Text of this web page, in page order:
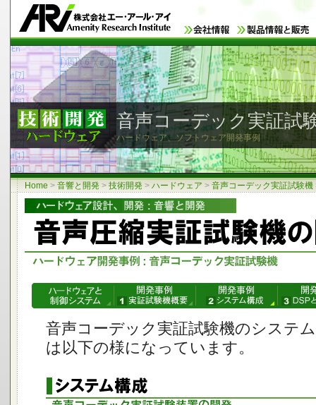
音声コーデック実証試
ハードウェア、ソフトウェア開発事例
Home > 音響と開発 > 技術開発 > ハードウェア > 音声コーデック実証試験機
音声コーデック実証試験機のシステ
は以下の様になっています。